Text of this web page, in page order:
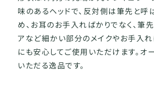
味のあるヘッドで、反対側は筆先と呼
め、お耳のお手入ればかりでなく、筆
アなど細かい部分のメイクやお手入れ
にも安心してご使用いただけます。オ
いただる逸品です。